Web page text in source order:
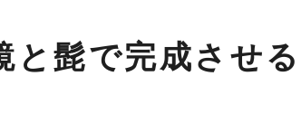
と髭で完成させ